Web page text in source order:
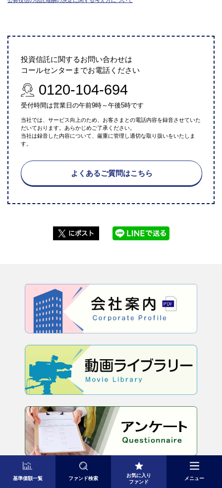
基準価額一覧 ファンド検索
お気に入り
ファンド
メニュー
投資信託に関するお問い合わせは
コールセンターまでお電話ください
0120-104-694
受付時間は営業日の午前9時～午後5時です
当社では、サービス向上のため、お客さまとの電話内容を録音させていた
だいております。あらかじめご了承ください。
当社は録音した内容について、厳重に管理し適切な取り扱いをいたしま
す。
よくあるご質問はこちら